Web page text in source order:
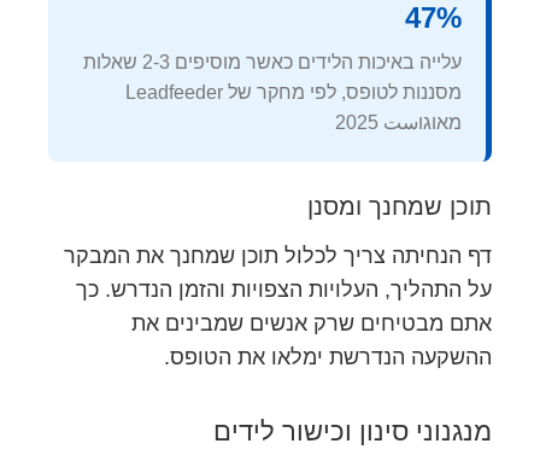
47%
עלייה באיכות הלידים כאשר מוסיפים 2-3 שאלות
מסננות לטופס, לפי מחקר של Leadfeeder
מאוגוست 2025
תוכן שמחנך ומסנן
דף הנחיתה צריך לכלול תוכן שמחנך את המבקר
על התהליך, העלויות הצפויות והזמן הנדרש. כך
אתם מבטיחים שרק אנשים שמבינים את
ההשקעה הנדרשת ימלאו את הטופס.
מנגנוני סינון וכישור לידים